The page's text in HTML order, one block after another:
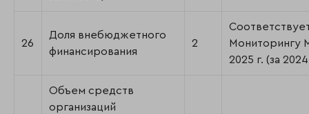
26
Доля внебюджетного
финансирования
2
Мониторингу
2025 г. (за 2024
Объем средств
организаций